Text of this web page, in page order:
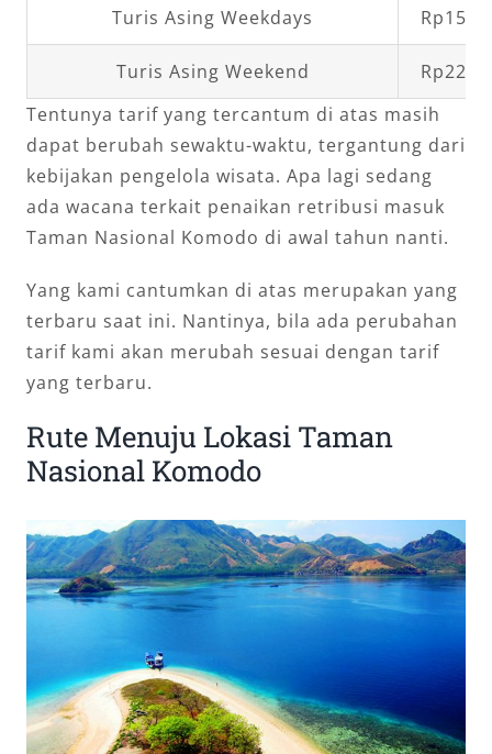
Turis Asing Weekdays
Turis Asing Weekend
Tentunya tarif yang tercantum di atas masih
dapat berubah sewaktu-waktu, tergantung dari
kebijakan pengelola wisata. Apa lagi sedang
ada wacana terkait penaikan retribusi masuk
Taman Nasional Komodo di awal tahun nanti.
Yang kami cantumkan di atas merupakan yang
terbaru saat ini. Nantinya, bila ada perubahan
tarif kami akan merubah sesuai dengan tarif
yang terbaru.
Rute Menuju Lokasi Taman
Nasional Komodo